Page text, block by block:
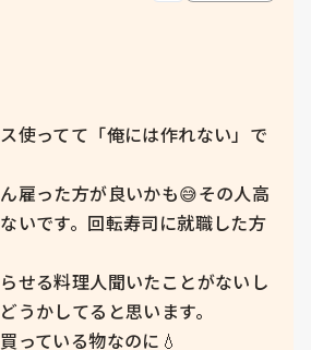
使ってて「俺には作れない」で
雇った方が良いかも😅その人高
いです。回転寿司に就職した方
せる料理人聞いたことがないし
うかしてると思います。
っている物なのに💧